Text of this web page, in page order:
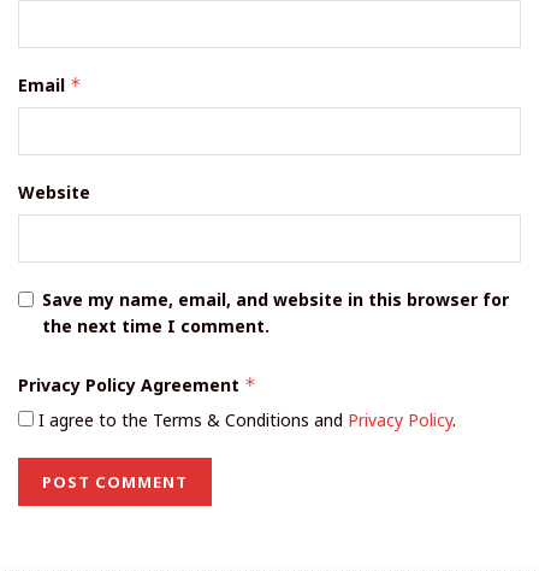
Email *
Website
Save my name, email, and website in this browser for
the next time I comment.
Privacy Policy Agreement *
I agree to the Terms & Conditions and Privacy Policy.